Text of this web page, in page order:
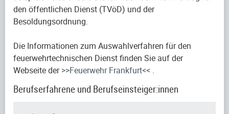
den öffentlichen Dienst (TVöD) und der
Besoldungsordnung.
Die Informationen zum Auswahlverfahren für den
feuerwehrtechnischen Dienst finden Sie auf der
Webseite der>>Feuerwehr Frankfurt<< .
Berufserfahrene und Berufseinsteiger:innen